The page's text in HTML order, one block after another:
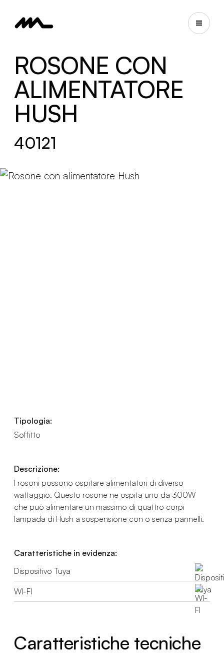
ROSONE CON
ALIMENTATORE
HUSH
40121
Tipologia:
Soffitto
Descrizione:
I rosoni possono ospitare alimentatori di diverso
wattaggio. Questo rosone ne ospita uno da 300W
che può alimentare un massimo di quattro corpi
lampada di Hush a sospensione con o senza pannelli.
Caratteristiche in evidenza:
Dispositivo Tuya
WI-FI
Caratteristiche tecniche